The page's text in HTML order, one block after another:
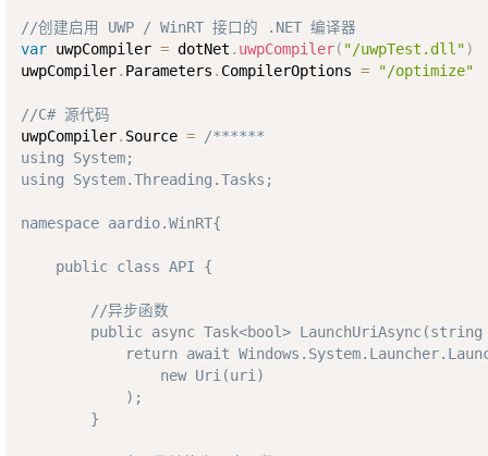
//创建启用 UWP / WinRT 接口的 .NET 编译器
var uwpCompiler = dotNet . uwpCompiler( "/uwpTest.dll")
uwpCompiler. Parameters . CompilerOptions = "/optimize"
//C# 源代码
uwpCompiler. Source =
/******
using System;
using System.Threading.Tasks;
namespace aardio.WinRT{
    public class API {
        //异步函数
public async Task<bool> LaunchUriAsync(string
return await
                new Uri(uri)
            );
        }